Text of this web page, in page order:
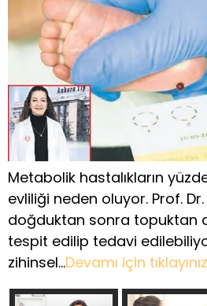
Metabolik hastalıkların
evliliği neden oluyor. Prof.
doğduktan sonra topuktan
tespit edilip tedavi
zihinsel…Devamı için tıklayınız